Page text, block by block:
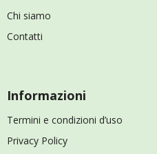
Chi siamo
Contatti
Informazioni
Termini e condizioni d’uso
Privacy Policy